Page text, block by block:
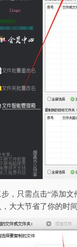
，只需点击“添加
，大大节省了你的时